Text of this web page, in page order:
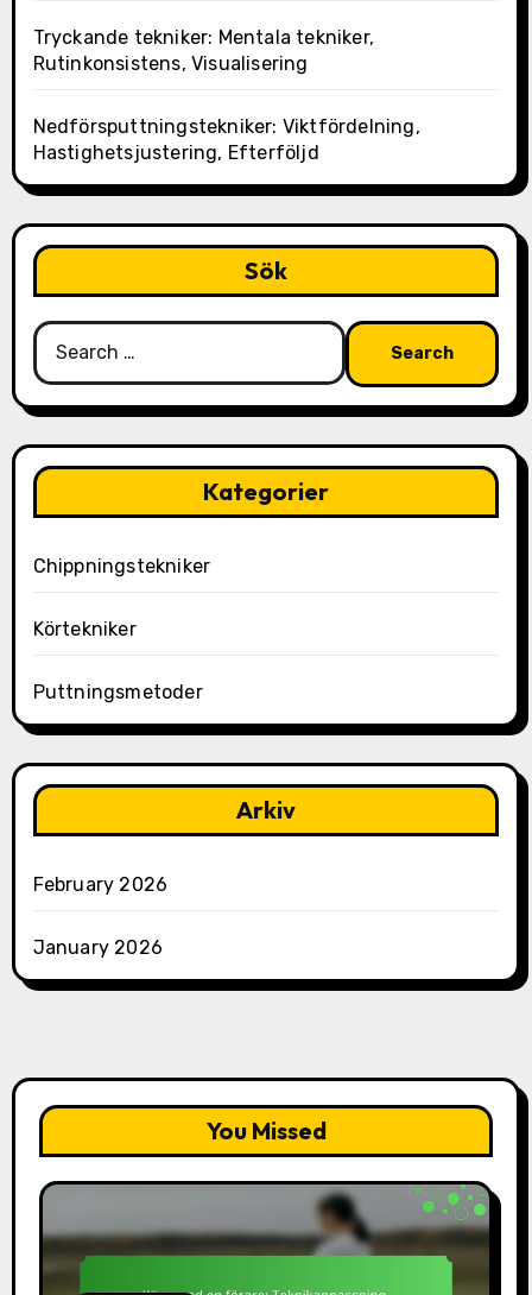
Tryckande tekniker: Mentala tekniker,
Rutinkonsistens, Visualisering
Nedförsputtningstekniker: Viktfördelning,
Hastighetsjustering, Efterföljd
Sök
Search
for:
Kategorier
Chippningstekniker
Körtekniker
Puttningsmetoder
Arkiv
February 2026
January 2026
You Missed